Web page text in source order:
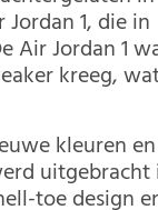
1, die in
Air Jordan 1
kreeg,
kleuren en
toe design